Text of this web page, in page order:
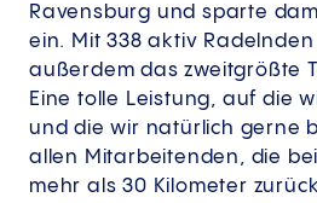
Ravensburg und sparte
ein. Mit 338 aktiv
außerdem das zweitgrößte
Eine tolle Leistung, auf die
und die wir natürlich gerne
allen Mitarbeitenden, die
mehr als 30 Kilometer